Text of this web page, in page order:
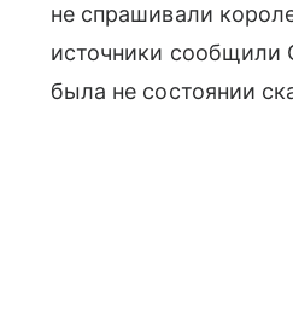
не спрашивали
источники сообщили
была не состоянии